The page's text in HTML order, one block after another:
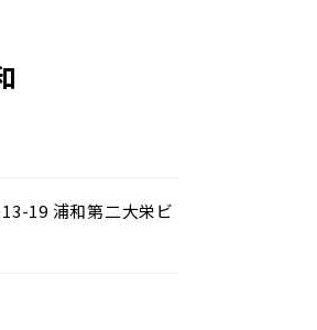
19 浦和第二大栄ビ